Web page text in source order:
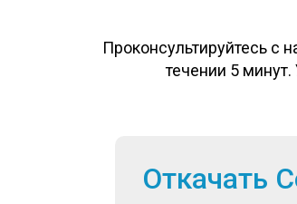
Проконсультируйтесь с
течении 5
Откачать